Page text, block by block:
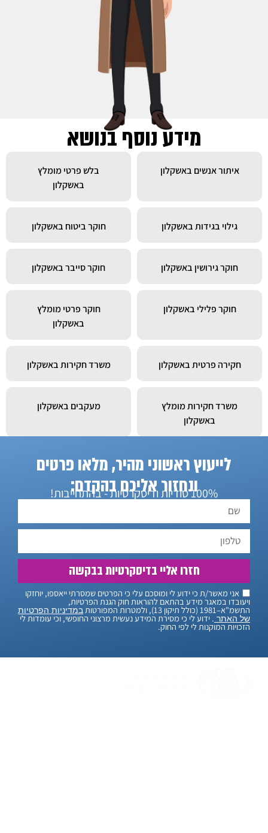
מידע נוסף בנושא
איתור אנשים באשקלון
בלש פרטי מומלץ
באשקלון
גילוי בגידות באשקלון חוקר ביטוח באשקלון
חוקר גירושין באשקלון חוקר סייבר באשקלון
חוקר פלילי באשקלון
חוקר פרטי מומלץ
באשקלון
חקירה פרטית באשקלון משרד חקירות באשקלון
משרד חקירות מומלץ
באשקלון
מעקבים באשקלון
חוקר פרטי באשקלון
לייעוץ ראשוני מהיר, מלאו פרטים
ונחזור אליכם בהקדם:100% סודיות ודיסקרטיות - בהתחייבות!
אני מאשר/ת כי ידוע לי ומוסכם עלי כי הפרטים שמסרתי ייאספו, יוחזקו
ויעובדו במאגר מידע בהתאם להוראות חוק הגנת הפרטיות,
התשמ"א–1981 (כולל תיקון 13), ולמטרות המפורטות
במדיניות הפרטיות
של האתר . ידוע לי כי מסירת המידע נעשית מרצוני החופשי, וכי עומדות לי
הזכויות המוקנות לי לפי החוק.
חזרו אליי בדיסקרטיות בבקשה